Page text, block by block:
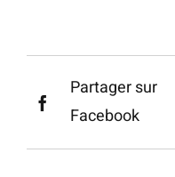
Partager sur
Facebook